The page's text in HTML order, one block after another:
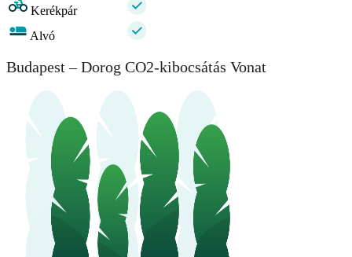
Kerékpár
Alvó
Budapest – Dorog CO2-kibocsátás Vonat